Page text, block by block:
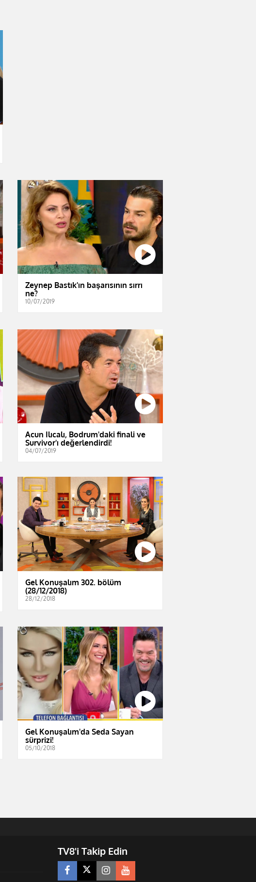
Zeynep Bastık'ın başarısının sırrı
ne?
10/07/2019
Acun Ilıcalı, Bodrum'daki finali ve
Survivor'ı değerlendirdi!
04/07/2019
Gel Konuşalım 302. bölüm
(28/12/2018)
28/12/2018
Gel Konuşalım'da Seda Sayan
sürprizi!
05/10/2018
TV8'i Takip Edin